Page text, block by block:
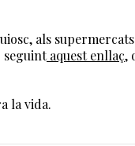
als
seguintaquest enllaç,
la vida.